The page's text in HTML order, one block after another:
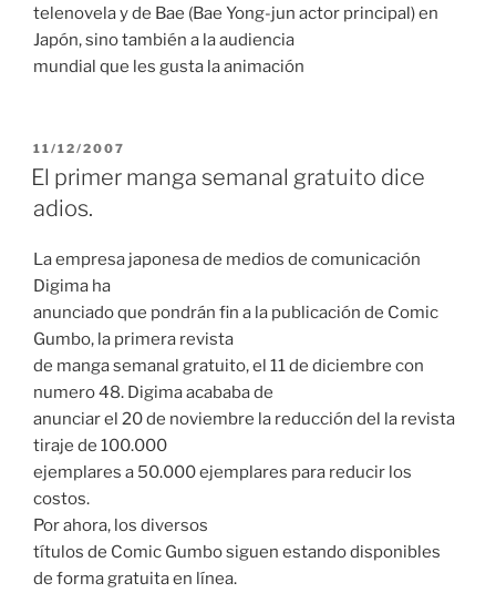
telenovela y de Bae (Bae Yong-jun actor principal) en
Japón, sino también a la audiencia
mundial que les gusta la animación
PUBLICADO
EL
11/12/2007
El primer manga semanal gratuito dice
adios.
La empresa japonesa de medios de comunicación
Digima ha
anunciado que pondrán fin a la publicación de Comic
Gumbo, la primera revista
de manga semanal gratuito, el 11 de diciembre con
numero 48. Digima acababa de
anunciar el 20 de noviembre la reducción del la revista
tiraje de 100.000
ejemplares a 50.000 ejemplares para reducir los
costos.
Por ahora, los diversos
títulos de Comic Gumbo siguen estando disponibles
de forma gratuita en línea.